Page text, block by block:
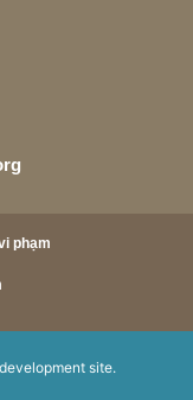
phạm
site.